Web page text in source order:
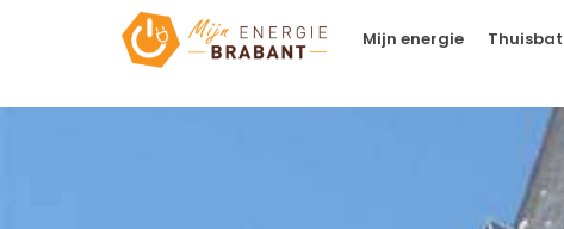
Mijn energie